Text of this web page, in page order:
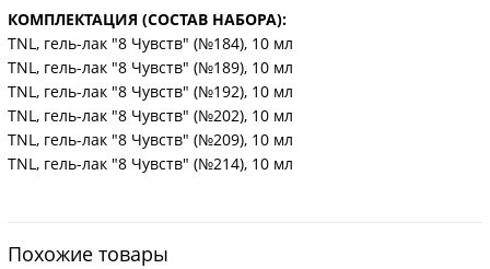
КОМПЛЕКТАЦИЯ (СОСТАВ НАБОРА):
TNL, гель-лак "8 Чувств" (№184), 10 мл
TNL, гель-лак "8 Чувств" (№189), 10 мл
TNL, гель-лак "8 Чувств" (№192), 10 мл
TNL, гель-лак "8 Чувств" (№202), 10 мл
TNL, гель-лак "8 Чувств" (№209), 10 мл
TNL, гель-лак "8 Чувств" (№214), 10 мл
Похожие товары